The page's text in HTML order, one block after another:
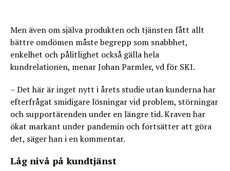
Men även om själva produkten och tjänsten fått allt
bättre omdömen måste begrepp som snabbhet,
enkelhet och pålitlighet också gälla hela
kundrelationen, menar Johan Parmler, vd för SKI.
– Det här är inget nytt i årets studie utan kunderna har
efterfrågat smidigare lösningar vid problem, störningar
och supportärenden under en längre tid. Kraven har
ökat markant under pandemin och fortsätter att göra
det, säger han i en kommentar.
Låg nivå på kundtjänst